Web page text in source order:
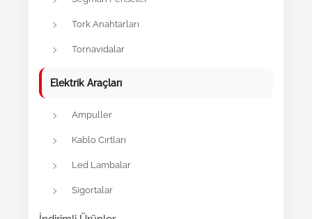
Tork Anahtarları
Tornavidalar
Elektrik Araçları
Ampuller
Kablo Cırtları
Led Lambalar
Sigortalar